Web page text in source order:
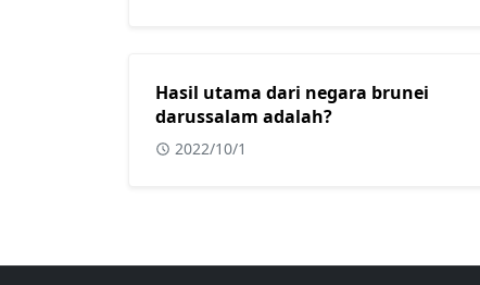
Hasil utama dari negara brunei
darussalam adalah?
2022/10/1